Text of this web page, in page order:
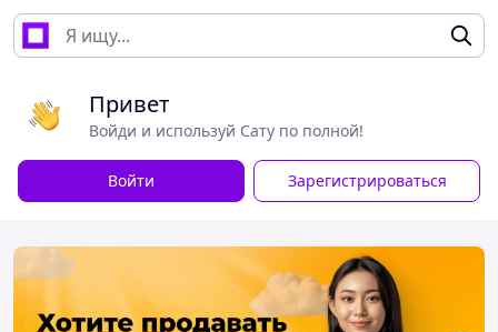
Привет
Войди и используй Сату по полной!
Войти Зарегистрироваться